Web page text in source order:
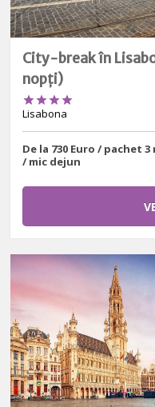
City-break în
nopți)

Lisabona
De la 730 Euro / pachet
/ mic dejun